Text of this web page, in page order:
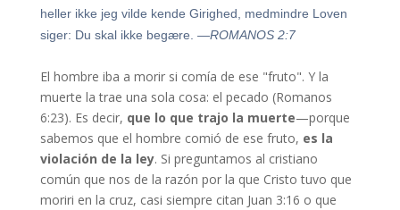
heller ikke jeg vilde kende Girighed, medmindre Loven
siger: Du skal ikke begære. —ROMANOS 2:7
El hombre iba a morir si comía de ese "fruto". Y la
muerte la trae una sola cosa: el pecado (Romanos
6:23). Es decir, que lo que trajo la muerte—porque
sabemos que el hombre comió de ese fruto, es la
violación de la ley. Si preguntamos al cristiano
común que nos de la razón por la que Cristo tuvo que
moriri en la cruz, casi siempre citan Juan 3:16 o que